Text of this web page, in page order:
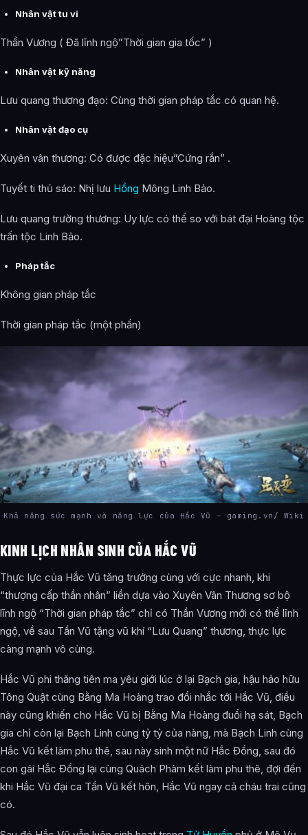
Nhân vật tu vi
Thần Vương ( Đã lĩnh ngộ”Thời gian gia tốc” )
Nhân vật kỹ năng
Lưu quang thương đạo: Cùng thời gian pháp tắc có quan hệ.
Nhân vật đạo cụ
Xuyên vân thương: Có được đặc hiệu”Cứng rắn” .
Tuyết ti thủ sáo: Nhị lưu Hồng Mông Linh Bảo.
Lưu quang trường thương: Uy lực có thể so với bát đại Hoàng tộc
trấn tộc Linh Bảo.
Pháp tắc
Không gian pháp tắc
Thời gian pháp tắc (một phần)
Khả năng sức mạnh và năng lực của Hắc Vũ – gaming.vn/ Wiki
KINH LỊCH NHÂN SINH CỦA HẮC VŨ
Thực lực của Hắc Vũ tăng trưởng cùng với cực nhanh, khi
“thượng cấp thần nhân” liền dựa vào Xuyên Vân Thương sơ bộ
lĩnh ngộ “Thời gian pháp tắc” chỉ có Thần Vương mới có thể lĩnh
ngộ, về sau Tần Vũ tặng vũ khí “Lưu Quang” thương, thực lực
càng mạnh vô cùng.
Hắc Vũ phi thăng tiên ma yêu giới lúc ở lại Bạch gia, hậu hảo hữu
Tông Quật cùng Bằng Ma Hoàng trao đổi nhắc tới Hắc Vũ, điều
này cũng khiến cho Hắc Vũ bị Bằng Ma Hoàng đuổi hạ sát, Bạch
gia chỉ còn lại Bạch Linh cùng tỷ tỷ của nàng, mà Bạch Linh cùng
Hắc Vũ kết làm phu thê, sau này sinh một nữ Hắc Đồng, sau đó
con gái Hắc Đồng lại cùng Quách Phàm kết làm phu thê, đợi đến
khi Hắc Vũ đại ca Tần Vũ kết hôn, Hắc Vũ ngay cả cháu trai cũng
có.